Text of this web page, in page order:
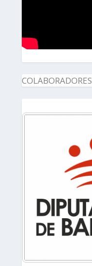
COLABORADORES